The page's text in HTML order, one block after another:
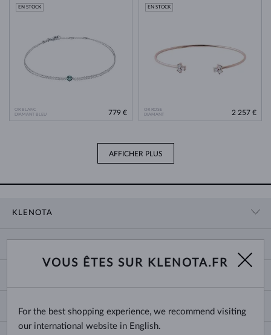
OR BLANC
DIAMANT BLEU
EN STOCK
779 €
OR ROSE
DIAMANT
EN STOCK
2 257 €
AFFICHER PLUS
KLENOTA
NOUS CONNAÎTRE
LIVRAISON ET PAIEMENT
CHOISIR DES ALLIANCES
CERTIFICATS D’AUTHENTICITÉ
TAILLE ET VARIÉTÉ DES CHAÎNES
TAILLES DE BRACELETS
France
VOUS ÊTES SUR KLENOTA.FR
For the best shopping experience, we recommend visiting
our international website in English.